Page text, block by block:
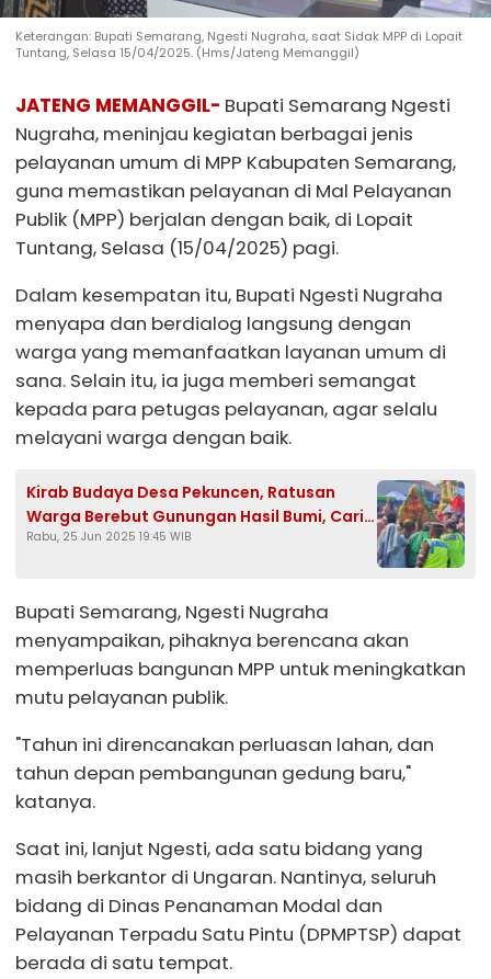
Keterangan: Bupati Semarang, Ngesti Nugraha, saat Sidak MPP di Lopait
Tuntang, Selasa 15/04/2025. (Hms/Jateng Memanggil)
JATENG MEMANGGIL- Bupati Semarang Ngesti
Nugraha, meninjau kegiatan berbagai jenis
pelayanan umum di MPP Kabupaten Semarang,
guna memastikan pelayanan di Mal Pelayanan
Publik (MPP) berjalan dengan baik, di Lopait
Tuntang, Selasa (15/04/2025) pagi.
Dalam kesempatan itu, Bupati Ngesti Nugraha
menyapa dan berdialog langsung dengan
warga yang memanfaatkan layanan umum di
sana. Selain itu, ia juga memberi semangat
kepada para petugas pelayanan, agar selalu
melayani warga dengan baik.
Kirab Budaya Desa Pekuncen, Ratusan
Warga Berebut Gunungan Hasil Bumi, Cari
Keberkahan
Rabu, 25 Jun 2025 19:45 WIB
Bupati Semarang, Ngesti Nugraha
menyampaikan, pihaknya berencana akan
memperluas bangunan MPP untuk meningkatkan
mutu pelayanan publik.
"Tahun ini direncanakan perluasan lahan, dan
tahun depan pembangunan gedung baru,"
katanya.
Saat ini, lanjut Ngesti, ada satu bidang yang
masih berkantor di Ungaran. Nantinya, seluruh
bidang di Dinas Penanaman Modal dan
Pelayanan Terpadu Satu Pintu (DPMPTSP) dapat
berada di satu tempat.